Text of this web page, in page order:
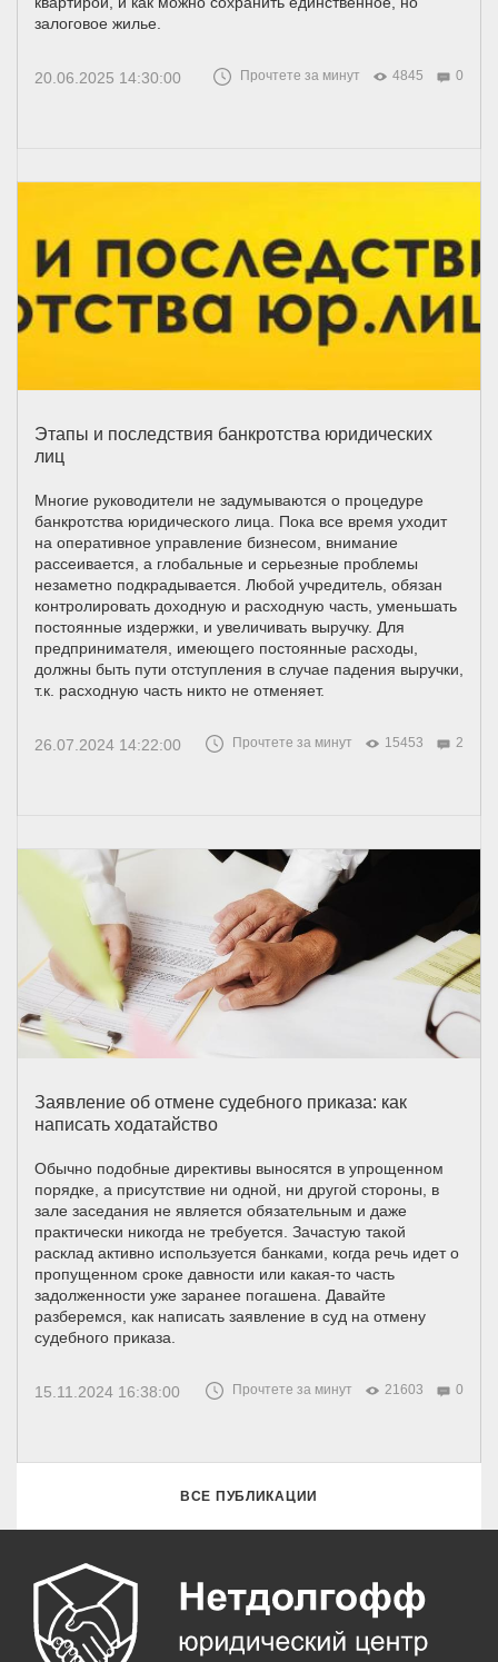
залоговое жилье.
20.06.2025 14:30:00 Прочтете за минут 4845 0
Этапы и последствия банкротства юридических
лиц
Многие руководители не задумываются о процедуре
банкротства юридического лица. Пока все время уходит
на оперативное управление бизнесом, внимание
рассеивается, а глобальные и серьезные проблемы
незаметно подкрадывается. Любой учредитель, обязан
контролировать доходную и расходную часть, уменьшать
постоянные издержки, и увеличивать выручку. Для
предпринимателя, имеющего постоянные расходы,
должны быть пути отступления в случае падения выручки,
т.к. расходную часть никто не отменяет.
26.07.2024 14:22:00 Прочтете за минут 15453 2
Заявление об отмене судебного приказа: как
написать ходатайство
Обычно подобные директивы выносятся в упрощенном
порядке, а присутствие ни одной, ни другой стороны, в
зале заседания не является обязательным и даже
практически никогда не требуется. Зачастую такой
расклад активно используется банками, когда речь идет о
пропущенном сроке давности или какая-то часть
задолженности уже заранее погашена. Давайте
разберемся, как написать заявление в суд на отмену
судебного приказа.
15.11.2024 16:38:00 Прочтете за минут 21603 0
ВСЕ ПУБЛИКАЦИИ